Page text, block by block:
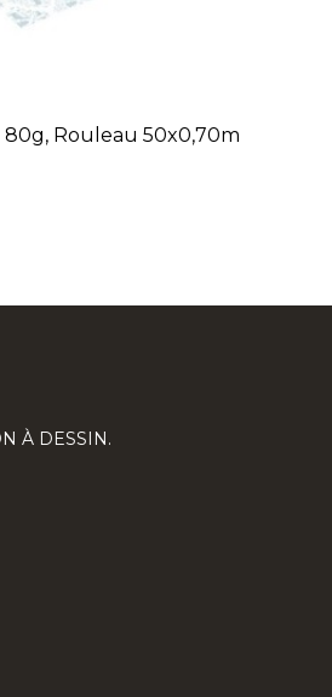
80g, Rouleau 50x0,70m
À DESSIN.